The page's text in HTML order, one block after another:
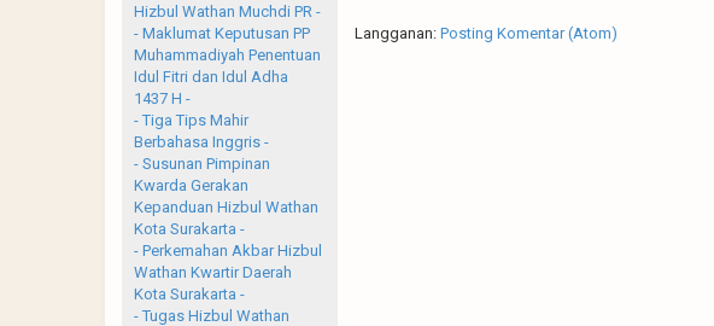
Langganan: Posting Komentar (Atom)
Hizbul Wathan Muchdi PR -
- Maklumat Keputusan PP
Muhammadiyah Penentuan
Idul Fitri dan Idul Adha
1437 H -
- Tiga Tips Mahir
Berbahasa Inggris -
- Susunan Pimpinan
Kwarda Gerakan
Kepanduan Hizbul Wathan
Kota Surakarta -
- Perkemahan Akbar Hizbul
Wathan Kwartir Daerah
Kota Surakarta -
- Tugas Hizbul Wathan